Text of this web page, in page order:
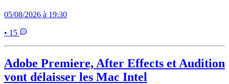
05/08/2026 à 19:30
• 15
Adobe Premiere, After Effects et Audition
vont délaisser les Mac Intel